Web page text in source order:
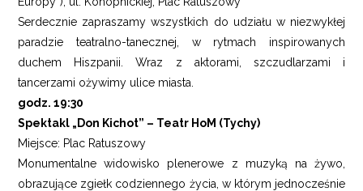
Serdecznie zapraszamy wszystkich do udziału w niezwykłej
paradzie teatralno-tanecznej, w rytmach inspirowanych
duchem Hiszpanii. Wraz z aktorami, szczudlarzami i
tancerzami ożywimy ulice miasta.
godz. 19:30
Spektakl „Don Kichot” – Teatr HoM (Tychy)
Miejsce: Plac Ratuszowy
Monumentalne widowisko plenerowe z muzyką na żywo,
obrazujące zgiełk codziennego życia, w którym jednocześnie